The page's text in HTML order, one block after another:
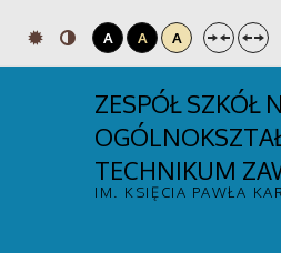
A A A
ZESPÓŁ SZKÓŁ
TECHNIKUM
IM. KSIĘCIA PAWŁA